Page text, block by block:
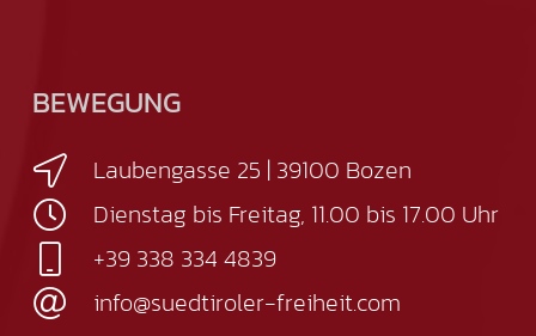
BEWEGUNG
Laubengasse 25 | 39100 Bozen
Dienstag bis Freitag, 11.00 bis 17.00 Uhr
+39 338 334 4839
info@suedtiroler-freiheit.com